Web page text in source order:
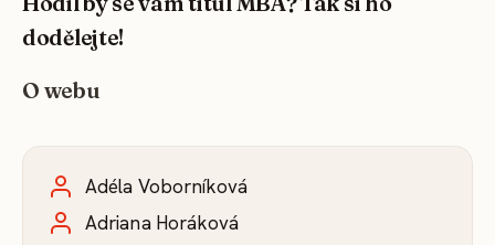
dodělejte!
O webu
Adéla Voborníková
Adriana Horáková